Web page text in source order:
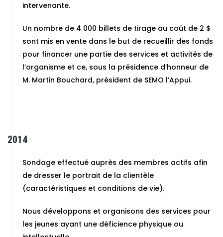
intervenante.
Un nombre de 4 000 billets de tirage au coût de 2 $
sont mis en vente dans le but de recueillir des fonds
pour financer une partie des services et activités de
l’organisme et ce, sous la présidence d’honneur de
M. Martin Bouchard, président de SEMO l’Appui.
2014
Sondage effectué auprès des membres actifs afin
de dresser le portrait de la clientèle
(caractéristiques et conditions de vie).
Nous développons et organisons des services pour
les jeunes ayant une déficience physique ou